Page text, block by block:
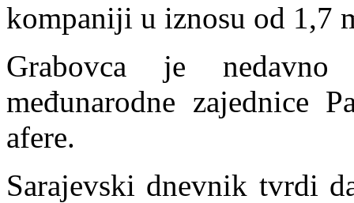
kompaniji u iznosu od 1,7
Grabovca je
međunarodne zajednice
afere.
Sarajevski dnevnik tvrdi